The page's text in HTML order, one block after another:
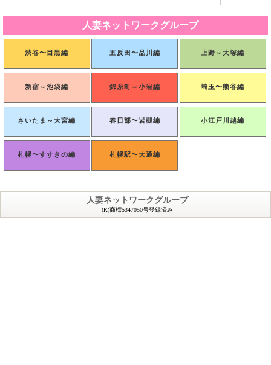
人妻ネットワークグループ
渋谷〜目黒編 五反田〜品川編 上野～大塚編
新宿～池袋編 錦糸町～小岩編 埼玉〜熊谷編
さいたま～大宮編 春日部〜岩槻編 小江戸川越編
札幌〜すすきの編 札幌駅〜大通編
人妻ネットワークグループ
(R)商標5347050号登録済み